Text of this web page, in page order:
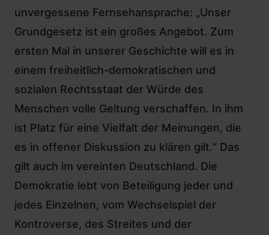
unvergessene Fernsehansprache: „Unser
Grundgesetz ist ein großes Angebot. Zum
ersten Mal in unserer Geschichte will es in
einem freiheitlich-demokratischen und
sozialen Rechtsstaat der Würde des
Menschen volle Geltung verschaffen. In ihm
ist Platz für eine Vielfalt der Meinungen, die
es in offener Diskussion zu klären gilt.“ Das
gilt auch im vereinten Deutschland. Die
Demokratie lebt von Beteiligung jeder und
jedes Einzelnen, vom Wechselspiel der
Kontroverse, des Streites und der